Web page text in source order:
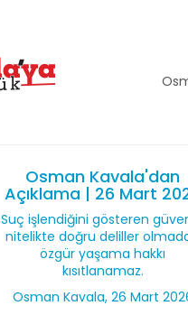
Osman Kavala'dan
Açıklama | 26 Mart
Suç işlendiğini gösteren
nitelikte doğru deliller
özgür yaşama hakkı
kısıtlanamaz.
Osman Kavala, 26 Mart